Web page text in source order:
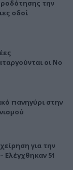
την
οδοί
οι Νο
πανηγύρι στην
για την
Ελέγχθηκαν 51